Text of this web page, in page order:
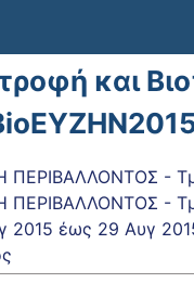
και
ΠΕΡΙΒΑΛΛΟΝΤΟΣ -
ΠΕΡΙΒΑΛΛΟΝΤΟΣ -
2015 έως 29 Αυγ